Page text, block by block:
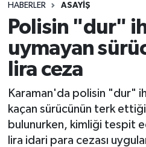
HABERLER ASAYIŞ
Polisin "dur"
uymayan
lira ceza
Karaman'da polisin "dur"
kaçan sürücünün terk
bulunurken, kimliği tespit
lira idari para cezası
Ulusal Haberler
Vefat Edenler